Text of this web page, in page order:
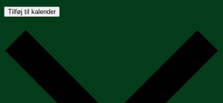
Tilføj til kalender